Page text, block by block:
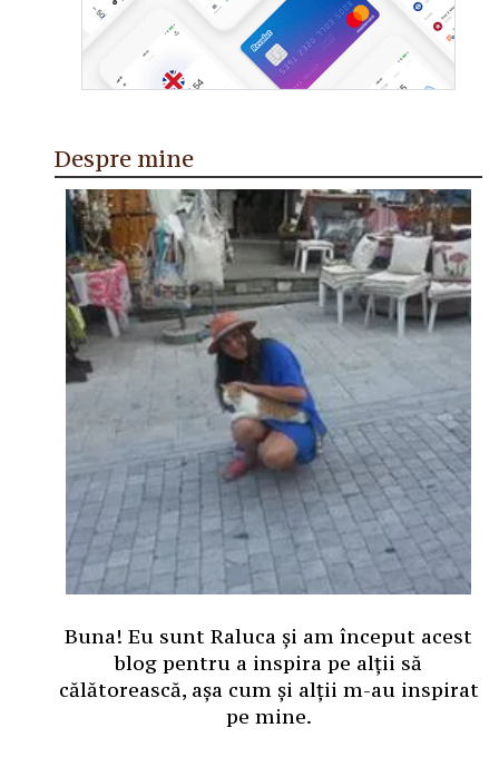
Despre mine
Buna! Eu sunt Raluca și am început acest
blog pentru a inspira pe alții să
călătorească, așa cum și alții m-au inspirat
pe mine.